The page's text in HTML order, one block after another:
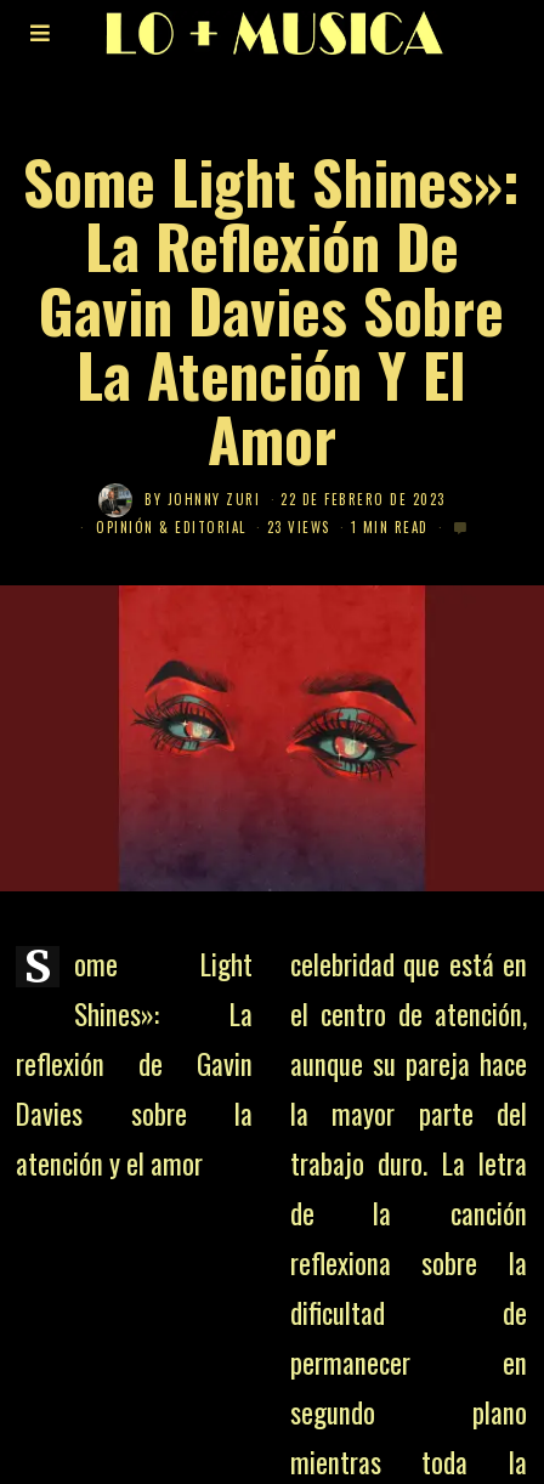
Some Light Shines»:
La Reflexión De
Gavin Davies Sobre
La Atención Y El
Amor
BY JOHNNY ZURI
22 DE FEBRERO DE 2023
OPINIÓN & EDITORIAL
23 VIEWS 1 MIN READ
S
ome Light
Shines»: La
reflexión de Gavin
Davies sobre la
atención y el amor
celebridad que está en
el centro de atención,
aunque su pareja hace
la mayor parte del
trabajo duro. La letra
de la canción
reflexiona sobre la
dificultad de
permanecer en
segundo plano
mientras toda la